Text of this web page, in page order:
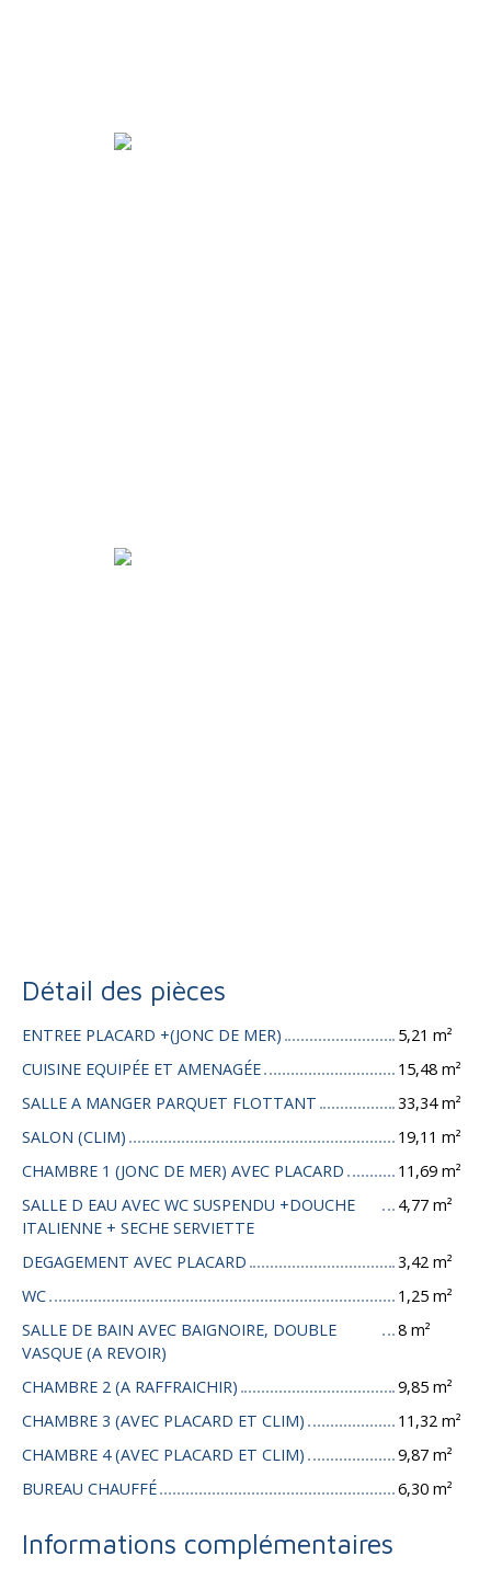
Détail des pièces
ENTREE PLACARD +(JONC DE MER)
5,21 m²
CUISINE EQUIPÉE ET AMENAGÉE
15,48 m²
SALLE A MANGER PARQUET FLOTTANT
33,34 m²
SALON (CLIM)
19,11 m²
CHAMBRE 1 (JONC DE MER) AVEC PLACARD
11,69 m²
SALLE D EAU AVEC WC SUSPENDU +DOUCHE
ITALIENNE + SECHE SERVIETTE
4,77 m²
DEGAGEMENT AVEC PLACARD
3,42 m²
WC
1,25 m²
SALLE DE BAIN AVEC BAIGNOIRE, DOUBLE
VASQUE (A REVOIR)
8 m²
CHAMBRE 2 (A RAFFRAICHIR)
9,85 m²
CHAMBRE 3 (AVEC PLACARD ET CLIM)
11,32 m²
CHAMBRE 4 (AVEC PLACARD ET CLIM)
9,87 m²
BUREAU CHAUFFÉ
6,30 m²
Informations complémentaires